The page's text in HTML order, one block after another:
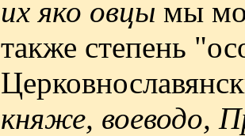
их яко овцы мы
также степень
княже, воеводо,